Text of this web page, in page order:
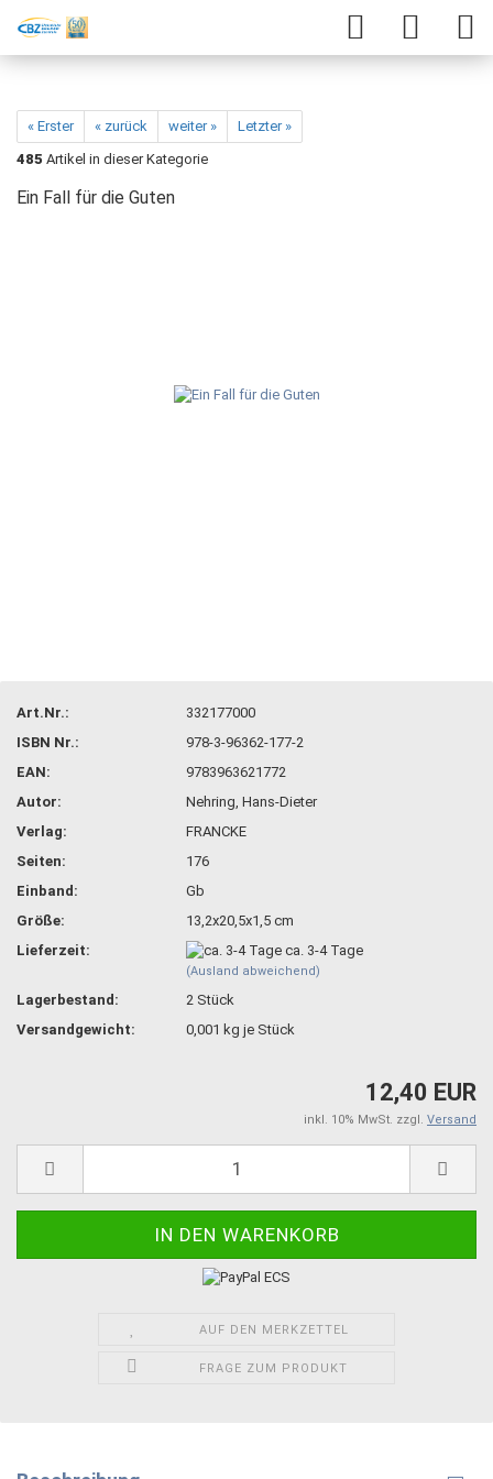
« Erster « zurück weiter »
Letzter »
485 Artikel in dieser Kategorie
Ein Fall für die Guten
Art.Nr.:
332177000
ISBN Nr.:
978-3-96362-177-2
EAN:
9783963621772
Autor:
Nehring, Hans-Dieter
Verlag:
FRANCKE
Seiten:
176
Einband:
Gb
Größe:
13,2x20,5x1,5 cm
Lieferzeit:
ca. 3-4 Tage
(Ausland abweichend)
Lagerbestand: 2 Stück
Versandgewicht:
0,001 kg je Stück
12,40 EUR
inkl. 10% MwSt. zzgl. Versand
AUF DEN MERKZETTEL
FRAGE ZUM PRODUKT